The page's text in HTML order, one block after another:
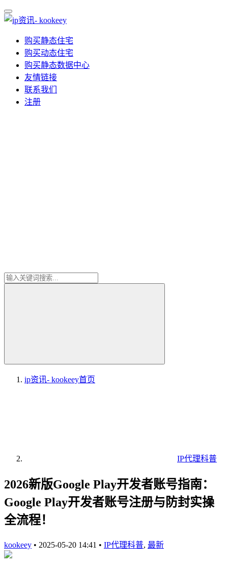
购买静态住宅
购买动态住宅
购买静态数据中心
友情链接
联系我们
注册
ip资讯- kookeey首页
IP代理科普
2026新版Google Play开发者账号指南：
Google Play开发者账号注册与防封实操
全流程！
kookeey • 2025-05-20 14:41 • IP代理科普, 最新